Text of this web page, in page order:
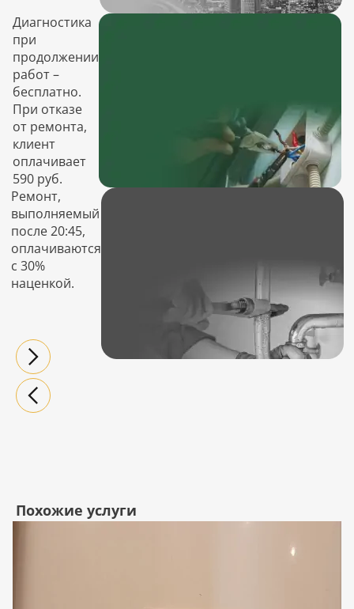
Диагностика
при
продолжении
работ –
бесплатно.
При отказе
от ремонта,
клиент
оплачивает
590 руб.
Ремонт,
выполняемый
после 20:45,
оплачиваются
с 30%
наценкой.
Похожие услуги